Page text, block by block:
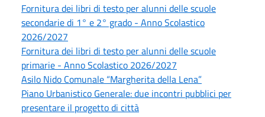
Fornitura dei libri di testo per alunni delle scuole
secondarie di 1° e 2° grado - Anno Scolastico
2026/2027
Fornitura dei libri di testo per alunni delle scuole
primarie - Anno Scolastico 2026/2027
Asilo Nido Comunale “Margherita della Lena”
Piano Urbanistico Generale: due incontri pubblici per
presentare il progetto di città